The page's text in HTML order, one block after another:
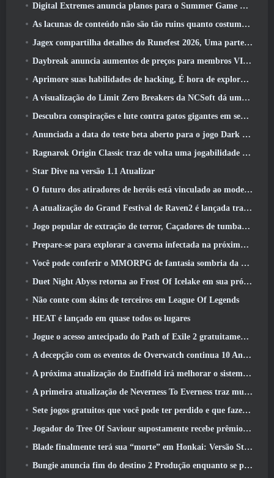
Digital Extremes anuncia planos para o Summer Game Fest
As lacunas de conteúdo não são tão ruins quanto costumavam ser
Jagex compartilha detalhes do Runefest 2026, Uma parte da comemoração do 25º aniversário do RuneScape IP
Daybreak anuncia aumentos de preços para membros VIP do Lord Of The Rings Online
Aprimore suas habilidades de hacking, É hora de explorar a cidade noturna em ondas uivantes
A visualização do Limit Zero Breakers da NCSoft dá uma ideia do que esperar do próximo teste do prólogo
Descubra conspirações e lute contra gatos gigantes em seu tempo de inatividade na última atualização de Where Winds Meet
Anunciada a data do teste beta aberto para o jogo Dark Fantasy Extraction, Caçador da Névoa
Ragnarok Origin Classic traz de volta uma jogabilidade justa de MMORPG e CBT abre em junho 4
Star Dive na versão 1.1 Atualizar
O futuro dos atiradores de heróis está vinculado ao modelo de serviço ao vivo F2P?
A atualização do Grand Festival de Raven2 é lançada trazendo consigo a nova classe Warlord
Jogo popular de extração de terror, Caçadores de tumbas, Lançamentos no Ocidente
Prepare-se para explorar a caverna infectada na próxima atualização do Eterspire
Você pode conferir o MMORPG de fantasia sombria da Nexon, Embers Of The Uncrown, durante o Steam Next Fest
Duet Night Abyss retorna ao Frost Of Icelake em sua próxima atualização Steampunk
Não conte com skins de terceiros em League Of Legends
HEAT é lançado em quase todos os lugares
Jogue o acesso antecipado do Path of Exile 2 gratuitamente neste fim de semana
A decepção com os eventos de Overwatch continua 10 Aniversário do ano
A próxima atualização do Endfield irá melhorar o sistema de fábrica
A primeira atualização de Neverness To Everness traz muito para a mesa
Sete jogos gratuitos que você pode ter perdido e que fazem parte do Steam Ocean Fest
Jogador do Tree Of Saviour supostamente recebe prêmio especial por gastar US$ 100 mil no jogo
Blade finalmente terá sua “morte” em Honkai: Versão Star Rail 4.3
Bungie anuncia fim do destino 2 Produção enquanto se preparam para trabalhar em novos projetos